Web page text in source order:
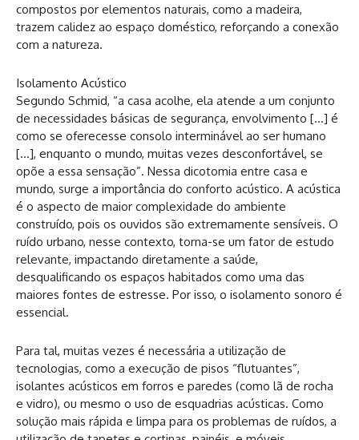
compostos por elementos naturais, como a madeira,
trazem calidez ao espaço doméstico, reforçando a conexão
com a natureza.
Isolamento Acústico
Segundo Schmid, “a casa acolhe, ela atende a um conjunto
de necessidades básicas de segurança, envolvimento […] é
como se oferecesse consolo interminável ao ser humano
[…], enquanto o mundo, muitas vezes desconfortável, se
opõe a essa sensação”. Nessa dicotomia entre casa e
mundo, surge a importância do conforto acústico. A acústica
é o aspecto de maior complexidade do ambiente
construído, pois os ouvidos são extremamente sensíveis. O
ruído urbano, nesse contexto, torna-se um fator de estudo
relevante, impactando diretamente a saúde,
desqualificando os espaços habitados como uma das
maiores fontes de estresse. Por isso, o isolamento sonoro é
essencial.
Para tal, muitas vezes é necessária a utilização de
tecnologias, como a execução de pisos “flutuantes”,
isolantes acústicos em forros e paredes (como lã de rocha
e vidro), ou mesmo o uso de esquadrias acústicas. Como
solução mais rápida e limpa para os problemas de ruídos, a